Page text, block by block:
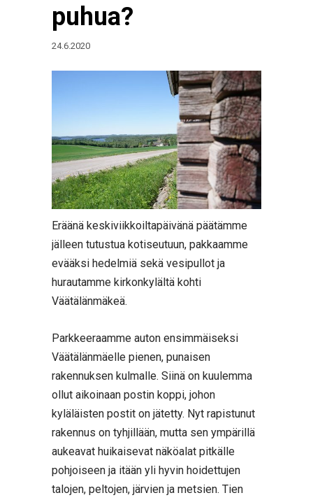
puhua?
24.6.2020
Eräänä keskiviikkoiltapäivänä päätämme
jälleen tutustua kotiseutuun, pakkaamme
evääksi hedelmiä sekä vesipullot ja
hurautamme kirkonkylältä kohti
Väätälänmäkeä.
Parkkeeraamme auton ensimmäiseksi
Väätälänmäelle pienen, punaisen
rakennuksen kulmalle. Siinä on kuulemma
ollut aikoinaan postin koppi, johon
kyläläisten postit on jätetty. Nyt rapistunut
rakennus on tyhjillään, mutta sen ympärillä
aukeavat huikaisevat näköalat pitkälle
pohjoiseen ja itään yli hyvin hoidettujen
talojen, peltojen, järvien ja metsien. Tien